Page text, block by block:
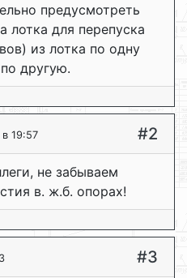
предусмотреть
лотка для перепуска
из лотка по одну
другую.
в 19:57 #2
не забываем
в. ж.б. опорах!
#3